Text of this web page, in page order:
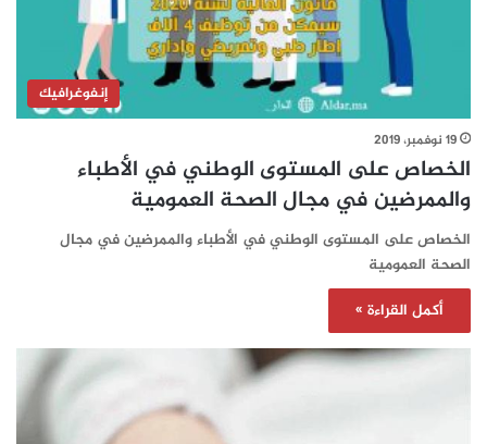
إنفوغرافيك
19 نوفمبر، 2019
الخصاص على المستوى الوطني في الأطباء
والممرضين في مجال الصحة العمومية
الخصاص على المستوى الوطني في الأطباء والممرضين في مجال
الصحة العمومية
أكمل القراءة »